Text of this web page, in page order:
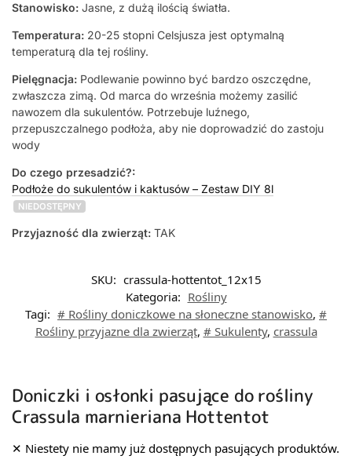
Stanowisko: Jasne, z dużą ilością światła.
Temperatura: 20-25 stopni Celsjusza jest optymalną
temperaturą dla tej rośliny.
Pielęgnacja: Podlewanie powinno być bardzo oszczędne,
zwłaszcza zimą. Od marca do września możemy zasilić
nawozem dla sukulentów. Potrzebuje luźnego,
przepuszczalnego podłoża, aby nie doprowadzić do zastoju
wody
Do czego przesadzić?:
Podłoże do sukulentów i kaktusów – Zestaw DIY 8l
NIEDOSTĘPNY
Przyjazność dla zwierząt: TAK
SKU: crassula-hottentot_12x15
Kategoria: Rośliny
Tagi: # Rośliny doniczkowe na słoneczne stanowisko, #
Rośliny przyjazne dla zwierząt, # Sukulenty, crassula
Doniczki i osłonki pasujące do rośliny
Crassula marnieriana Hottentot